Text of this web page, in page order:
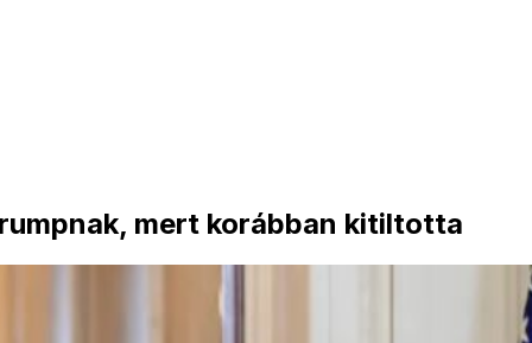
mert korábban kitiltotta